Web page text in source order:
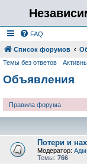
FAQ
Список форумов
Темы без ответов
Объявления
Правила форума
Потери и
Модератор:
Темы: 766